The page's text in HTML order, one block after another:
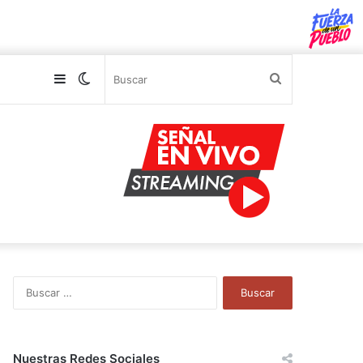
Switch
Sidebar
Nuestras Redes Sociales